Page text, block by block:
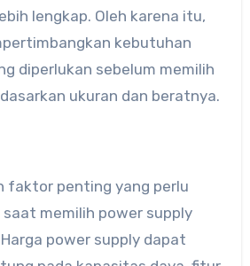
lengkap. Oleh karena itu,
kebutuhan
diperlukan sebelum memilih
ukuran dan beratnya.
faktor penting yang perlu
memilih power supply
power supply dapat